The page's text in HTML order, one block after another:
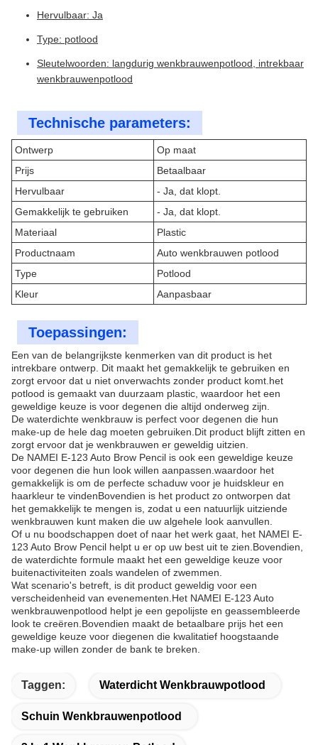
Hervulbaar: Ja
Type: potlood
Sleutelwoorden: langdurig wenkbrauwenpotlood, intrekbaar
wenkbrauwenpotlood
Technische parameters:
Ontwerp
Op maat
Prijs
Betaalbaar
Hervulbaar
- Ja, dat klopt.
Gemakkelijk te gebruiken
- Ja, dat klopt.
Materiaal
Plastic
Productnaam
Auto wenkbrauwen potlood
Type
Potlood
Kleur
Aanpasbaar
Toepassingen:
Een van de belangrijkste kenmerken van dit product is het
intrekbare ontwerp. Dit maakt het gemakkelijk te gebruiken en
zorgt ervoor dat u niet onverwachts zonder product komt.het
potlood is gemaakt van duurzaam plastic, waardoor het een
geweldige keuze is voor degenen die altijd onderweg zijn.
De waterdichte wenkbrauw is perfect voor degenen die hun
make-up de hele dag moeten gebruiken.Dit product blijft zitten en
zorgt ervoor dat je wenkbrauwen er geweldig uitzien.
De NAMEI E-123 Auto Brow Pencil is ook een geweldige keuze
voor degenen die hun look willen aanpassen.waardoor het
gemakkelijk is om de perfecte schaduw voor je huidskleur en
haarkleur te vindenBovendien is het product zo ontworpen dat
het gemakkelijk te mengen is, zodat u een natuurlijk uitziende
wenkbrauwen kunt maken die uw algehele look aanvullen.
Of u nu boodschappen doet of naar het werk gaat, het NAMEI E-
123 Auto Brow Pencil helpt u er op uw best uit te zien.Bovendien,
de waterdichte formule maakt het een geweldige keuze voor
buitenactiviteiten zoals wandelen of zwemmen.
Wat scenario's betreft, is dit product geweldig voor een
verscheidenheid van evenementen.Het NAMEI E-123 Auto
wenkbrauwenpotlood helpt je een gepolijste en geassembleerde
look te creëren.Bovendien maakt de betaalbare prijs het een
geweldige keuze voor diegenen die kwalitatief hoogstaande
make-up willen zonder de bank te breken.
Taggen: Waterdicht Wenkbrauwpotlood
Schuin Wenkbrauwenpotlood